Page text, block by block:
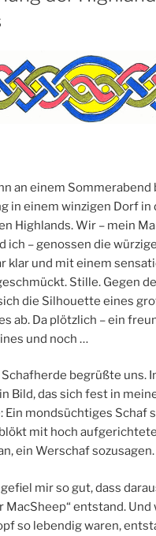
an einem Sommerabend
in einem winzigen Dorf in
Highlands. Wir – mein
ich – genossen die
klar und mit einem
Stille. Gegen
die Silhouette eines
ab. Da plötzlich – ein
und noch …
Schafherde begrüßte uns.
Bild, das sich fest in
Ein mondsüchtiges Schaf
mit hoch
ein Werschaf sozusagen.
mir so gut, dass
MacSheep“ entstand. Und
so lebendig waren,